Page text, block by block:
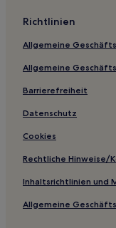
Familien in Brera
Business in Segrate
Hotels mit
Familien in Monza
Luxus nahe Via
Hotels mit Parkplatz
Richtlinien
Allgemeine
Allgemeine
Barrierefreiheit
Datenschutz
Cookies
Rechtliche Hinweise/
Inhaltsrichtlinien und
Allgemeine